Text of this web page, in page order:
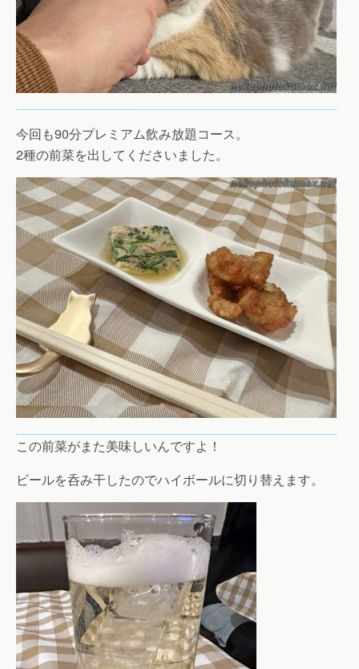
今回も90分プレミアム飲み放題コース。
2種の前菜を出してくださいました。
この前菜がまた美味しいんですよ！
ビールを呑み干したのでハイボールに切り替えます。